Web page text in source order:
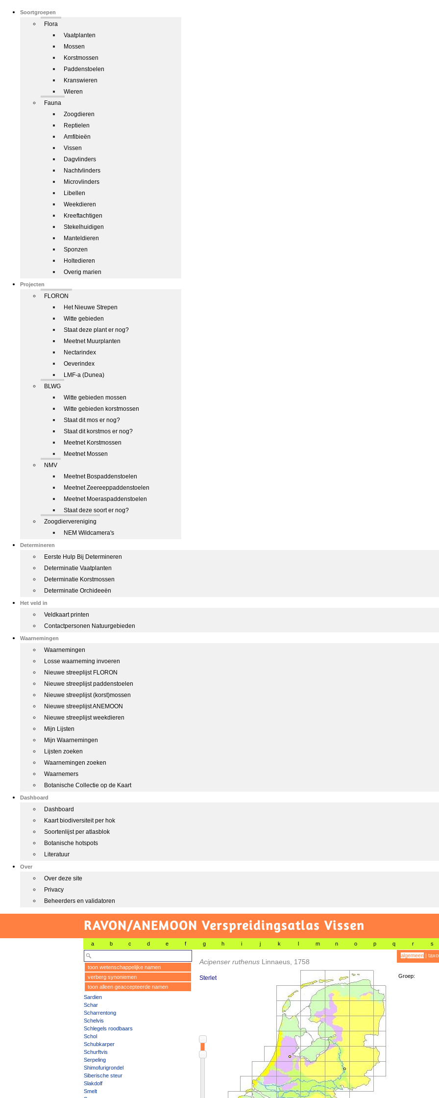
Soortgroepen
Flora
Vaatplanten
Mossen
Korstmossen
Paddenstoelen
Kranswieren
Wieren
Fauna
Zoogdieren
Reptielen
Amfibieën
Vissen
Dagvlinders
Nachtvlinders
Microvlinders
Libellen
Weekdieren
Kreeftachtigen
Stekelhuidigen
Manteldieren
Sponzen
Holtedieren
Overig marien
Projecten
FLORON
Het Nieuwe Strepen
Witte gebieden
Staat deze plant er nog?
Meetnet Muurplanten
Nectarindex
Oeverindex
LMF-a (Dunea)
BLWG
Witte gebieden mossen
Witte gebieden korstmossen
Staat dit mos er nog?
Staat dit korstmos er nog?
Meetnet Korstmossen
Meetnet Mossen
NMV
Meetnet Bospaddenstoelen
Meetnet Zeereeppaddenstoelen
Meetnet Moeraspaddenstoelen
Staat deze soort er nog?
Zoogdiervereniging
NEM Wildcamera's
Determineren
Eerste Hulp Bij Determineren
Determinatie Vaatplanten
Determinatie Korstmossen
Determinatie Orchideeën
Het veld in
Veldkaart printen
Contactpersonen Natuurgebieden
Waarnemingen
Waarnemingen
Losse waarneming invoeren
Nieuwe streeplijst FLORON
Nieuwe streeplijst paddenstoelen
Nieuwe streeplijst (korst)mossen
Nieuwe streeplijst ANEMOON
Nieuwe streeplijst weekdieren
Mijn Lijsten
Mijn Waarnemingen
Lijsten zoeken
Waarnemingen zoeken
Waarnemers
Botanische Collectie op de Kaart
Dashboard
Dashboard
Kaart biodiversiteit per hok
Soortenlijst per atlasblok
Botanische hotspots
Literatuur
Over
Over deze site
Privacy
Beheerders en validatoren
RAVON/ANEMOON Verspreidingsatlas Vissen
a b c d e f g h i j k l m n o p q r s
toon wetenschappelijke namen
verberg synoniemen
toon alleen geaccepteerde namen
Sardien
Schar
Scharrentong
Schelvis
Schlegels roodbaars
Schol
Schubkarper
Schurftvis
Serpeling
Shimofurigrondel
Siberische steur
Slakdolf
Smelt
Acipenser ruthenus Linnaeus, 1758
Sterlet
algemeen|
Groep: